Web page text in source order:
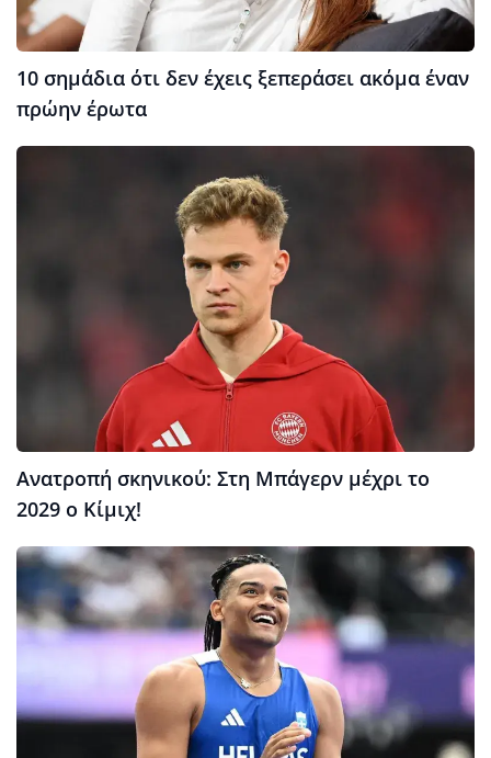
10 σημάδια ότι δεν έχεις ξεπεράσει ακόμα έναν
πρώην έρωτα
Ανατροπή σκηνικού: Στη Μπάγερν μέχρι το
2029 ο Κίμιχ!